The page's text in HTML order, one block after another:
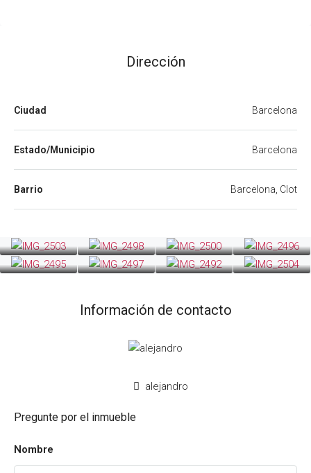
Dirección
Ciudad Barcelona
Estado/Municipio Barcelona
Barrio Barcelona, Clot
Información de contacto
alejandro
Pregunte por el inmueble
Nombre